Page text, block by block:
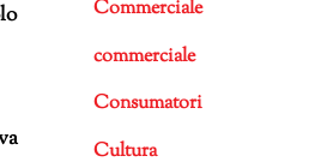
Commerciale
commerciale
Consumatori
Cultura